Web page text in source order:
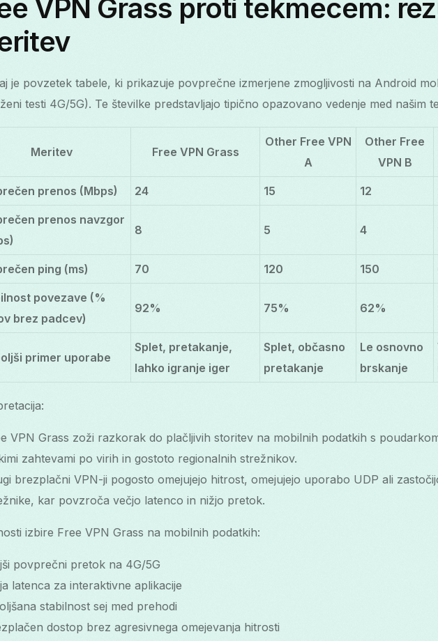
VPN Grass proti tekmecem:
je povzetek tabele, ki prikazuje povprečne izmerjene zmogljivosti na Android
testi 4G/5G). Te številke predstavljajo tipično opazovano vedenje med našim
Meritev Free VPN Grass
Other Free VPN
A
Other Free
VPN B
prenos (Mbps) 24 15 12
prenos navzgor
8 5 4
ping (ms) 70 120 150
povezave (%
brez padcev)
92% 75% 62%
primer uporabe
Splet, pretakanje,
lahko igranje iger
Splet, občasno
pretakanje
Le osnovno
brskanje
VPN Grass zoži razkorak do plačljivih storitev na mobilnih podatkih s
zahtevami po virih in gostoto regionalnih strežnikov.
brezplačni VPN-ji pogosto omejujejo hitrost, omejujejo uporabo UDP ali
kar povzroča večjo latenco in nižjo pretok.
izbire Free VPN Grass na mobilnih podatkih:
povprečni pretok na 4G/5G
latenca za interaktivne aplikacije
stabilnost sej med prehodi
dostop brez agresivnega omejevanja hitrosti